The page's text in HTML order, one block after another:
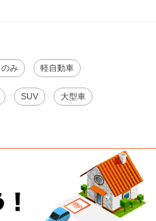
み 軽自動車
SUV 大型車